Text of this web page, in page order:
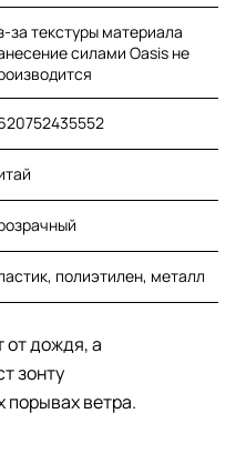
за текстуры материала
силами Oasis не
полиэтилен, металл
от дождя, а
зонту
порывах ветра.